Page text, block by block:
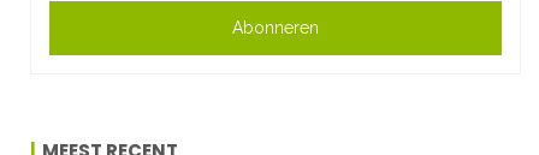
Abonneren